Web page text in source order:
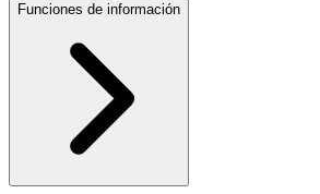
Funciones de información